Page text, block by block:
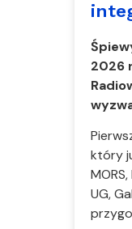
2026
który
UG,